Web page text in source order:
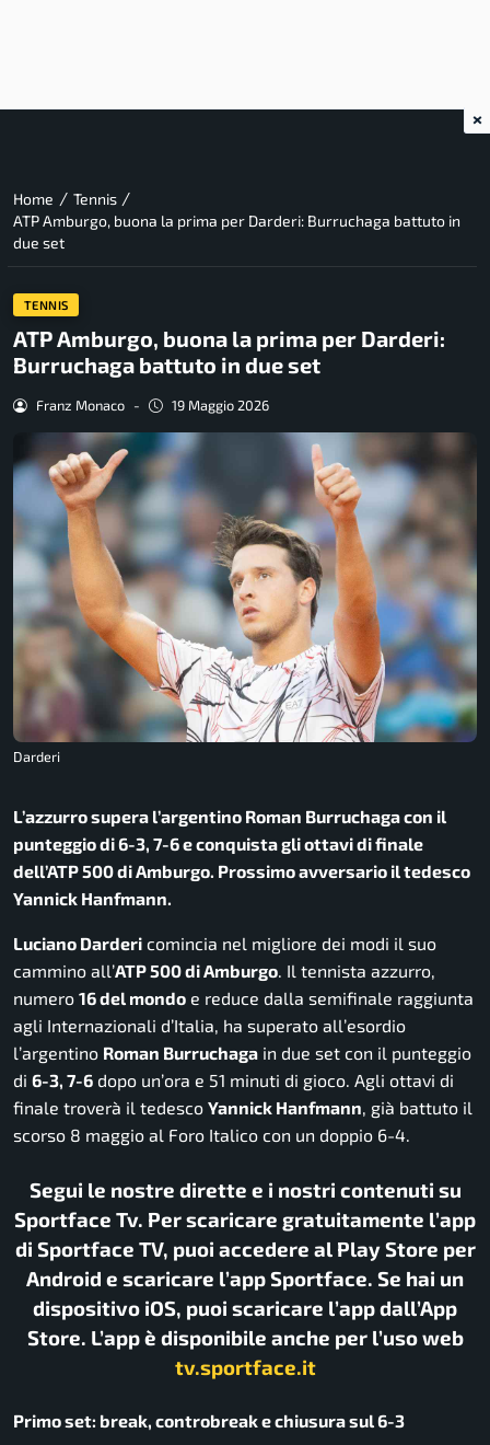
Home / Tennis /
ATP Amburgo, buona la prima per Darderi: Burruchaga battuto in
due set
TENNIS
ATP Amburgo, buona la prima per Darderi:
Burruchaga battuto in due set
Franz Monaco - 19 Maggio 2026
Darderi
L’azzurro supera l’argentino Roman Burruchaga con il
punteggio di 6-3, 7-6 e conquista gli ottavi di finale
dell’ATP 500 di Amburgo. Prossimo avversario il tedesco
Yannick Hanfmann.
Luciano Darderi comincia nel migliore dei modi il suo
cammino all’ATP 500 di Amburgo. Il tennista azzurro,
numero 16 del mondo e reduce dalla semifinale raggiunta
agli Internazionali d’Italia, ha superato all’esordio
l’argentino Roman Burruchaga in due set con il punteggio
di 6-3, 7-6 dopo un’ora e 51 minuti di gioco. Agli ottavi di
finale troverà il tedesco Yannick Hanfmann, già battuto il
scorso 8 maggio al Foro Italico con un doppio 6-4.
Segui le nostre dirette e i nostri contenuti su
Sportface Tv. Per scaricare gratuitamente l’app
di Sportface TV, puoi accedere al Play Store per
Android e scaricare l’app Sportface. Se hai un
dispositivo iOS, puoi scaricare l’app dall’App
Store. L’app è disponibile anche per l’uso web
tv.sportface.it
Primo set: break, controbreak e chiusura sul 6-3
×